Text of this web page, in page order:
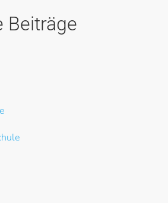
Beiträge